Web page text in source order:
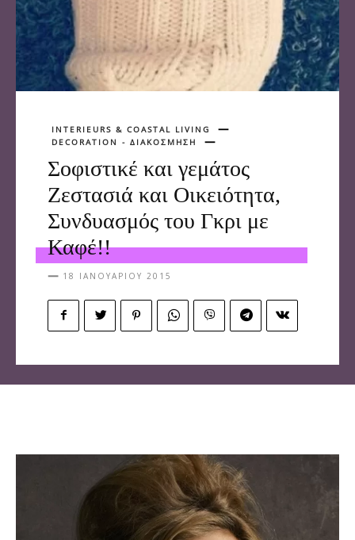
INTERIEURS & COASTAL LIVING
DECORATION - ΔΙΑΚΟΣΜΗΣΗ
Σοφιστικέ και γεμάτος
Ζεστασιά και Οικειότητα,
Συνδυασμός του Γκρι με
Καφέ!!
18 ΙΑΝΟΥΑΡΊΟΥ 2015